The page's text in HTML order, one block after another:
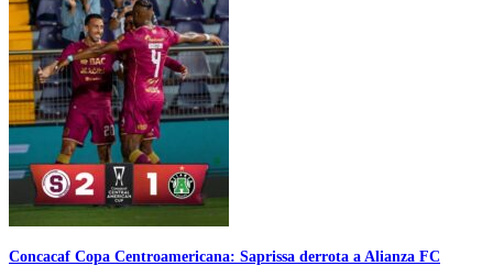
Concacaf Copa Centroamericana: Saprissa derrota a Alianza FC